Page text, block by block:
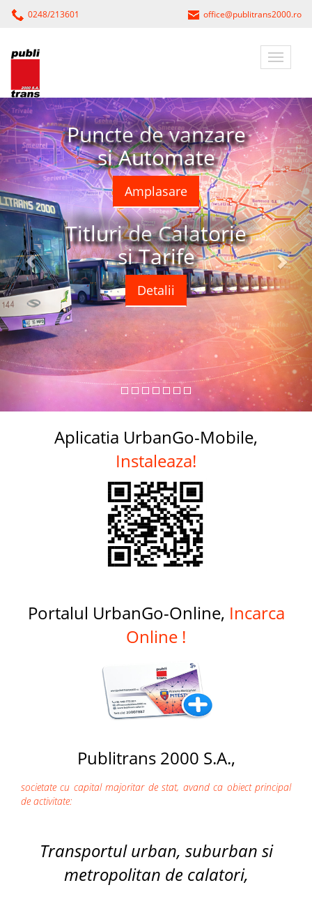
0248/213601 office@publitrans2000.ro
Puncte de vanzare
si Automate
Amplasare
Titluri de Calatorie
si Tarife
Detalii
Aplicatia UrbanGo-Mobile,
Instaleaza!
Portalul UrbanGo-Online, Incarca
Online !
Publitrans 2000 S.A.,
societate cu capital majoritar de stat, avand ca obiect principal
de activitate:
Transportul urban, suburban si
metropolitan de calatori,